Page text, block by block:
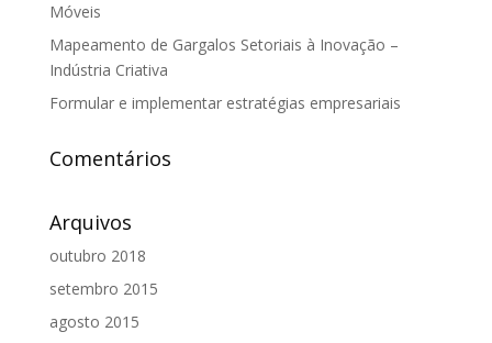
Móveis
Mapeamento de Gargalos Setoriais à Inovação –
Indústria Criativa
Formular e implementar estratégias empresariais
Comentários
Arquivos
outubro 2018
setembro 2015
agosto 2015